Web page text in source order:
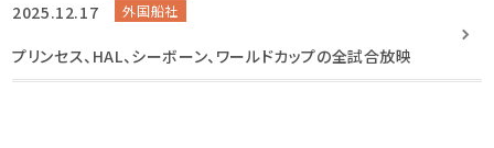
2025.12.17 外国船社
プリンセス、HAL、シーボーン、ワールドカップの全試合放映